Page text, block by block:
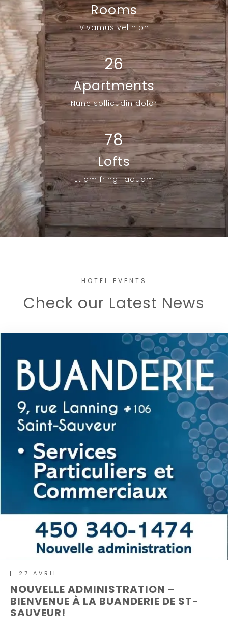
Rooms
Vivamus vel nibh
26
Apartments
Nunc sollicudin dolor
78
Lofts
Etiam fringillaquam
HOTEL EVENTS
Check our Latest News
27 AVRIL
NOUVELLE ADMINISTRATION –
BIENVENUE À LA BUANDERIE DE ST-
SAUVEUR!